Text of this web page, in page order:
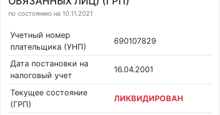
по состоянию на 10.11.2021
Учетный номер
плательщика (УНП)
690107829
Дата постановки на
налоговый учет
16.04.2001
Текущее состояние
(ГРП)
ЛИКВИДИРОВАН